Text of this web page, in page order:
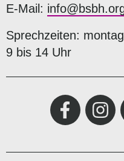
E-Mail:
Sprechzeiten:
9 bis 14 Uhr